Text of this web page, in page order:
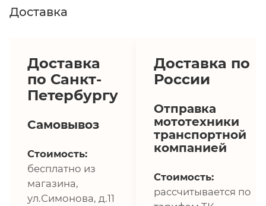
Доставка
Доставка
по Санкт-
Петербургу
Самовывоз
Стоимость:
бесплатно из
магазина,
ул.Симонова, д.11
Доставка по
России
Отправка
мототехники
транспортной
компанией
Стоимость:
рассчитывается по